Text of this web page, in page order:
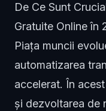
De Ce Sunt
Gratuite Online în
Piața muncii
automatizarea
accelerat. În
și dezvoltarea de